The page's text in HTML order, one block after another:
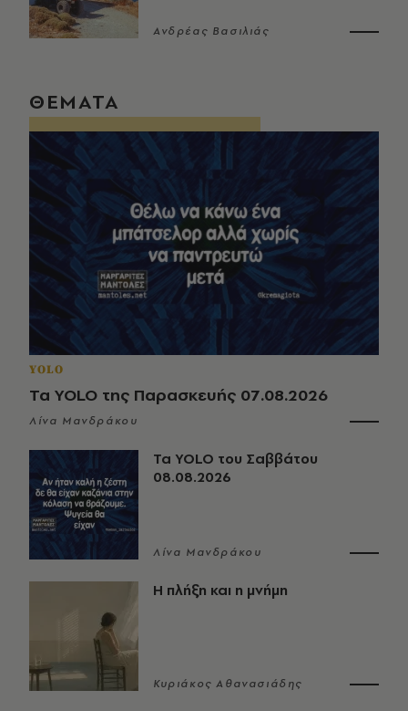
Ανδρέας Βασιλιάς
ΘΕΜΑΤΑ
YOLO
Τα YOLO της Παρασκευής 07.08.2026
Λίνα Μανδράκου
Τα YOLO του Σαββάτου
08.08.2026
Λίνα Μανδράκου
Η πλήξη και η μνήμη
Κυριάκος Αθανασιάδης